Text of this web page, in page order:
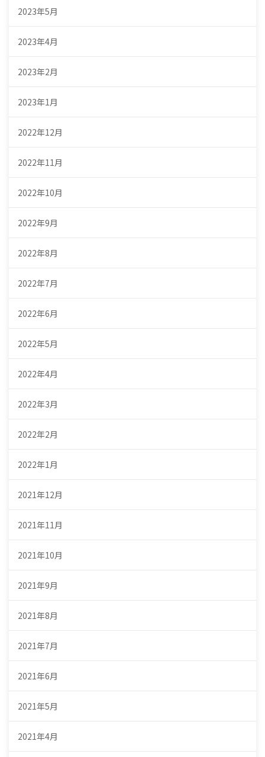
2023年5月
2023年4月
2023年2月
2023年1月
2022年12月
2022年11月
2022年10月
2022年9月
2022年8月
2022年7月
2022年6月
2022年5月
2022年4月
2022年3月
2022年2月
2022年1月
2021年12月
2021年11月
2021年10月
2021年9月
2021年8月
2021年7月
2021年6月
2021年5月
2021年4月